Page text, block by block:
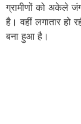
ग्रामीणों को अकेले
है। वहीं लगातार हो
बना हुआ है।